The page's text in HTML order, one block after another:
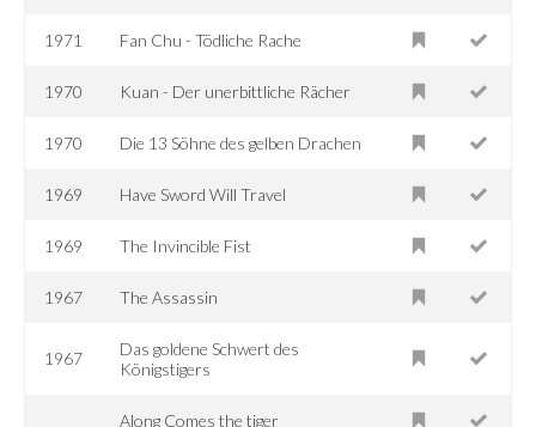
1971 Fan Chu - Tödliche Rache
1970 Kuan - Der unerbittliche Rächer
1970 Die 13 Söhne des gelben Drachen
1969 Have Sword Will Travel
1969 The Invincible Fist
1967 The Assassin
1967
Das goldene Schwert des
Königstigers
Along Comes the tiger